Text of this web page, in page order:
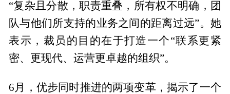
“复杂且分散，职责重叠，所有权不明确，团
队与他们所支持的业务之间的距离过远”。她
表示，裁员的目的在于打造一个“联系更紧
密、更现代、运营更卓越的组织”。
6月，优步同时推进的两项变革，揭示了一个